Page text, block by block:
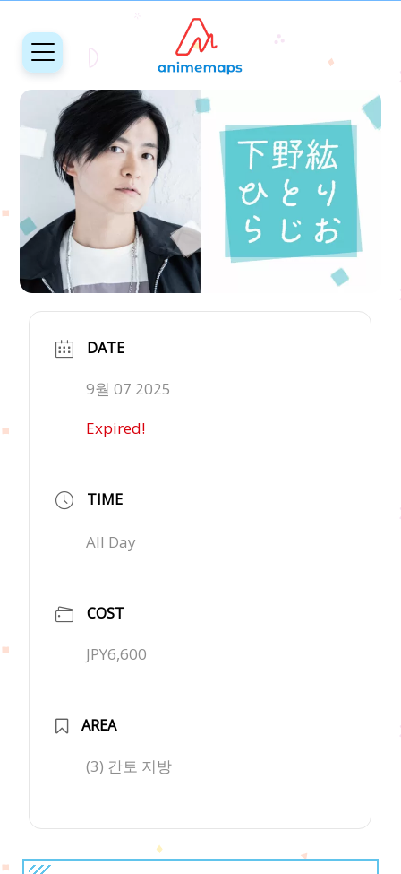
DATE
9월 07 2025
Expired!
TIME
All Day
COST
JPY6,600
AREA
(3) 간토 지방